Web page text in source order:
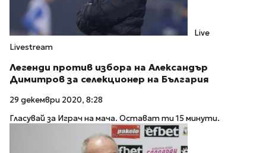
Live
Livestream
Легенди против избора на Александър
Димитров за селекционер на България
29 декември 2020, 8:28
Гласувай за Играч на мача. Остават ти 15 минути.